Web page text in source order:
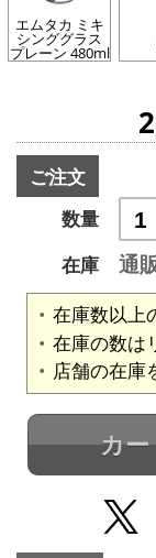
エムタカ ミキ
シンググラス
プレーン 480ml
ご注文
数量
在庫
通
在庫数以上
在庫の数は
店舗の在庫
カー